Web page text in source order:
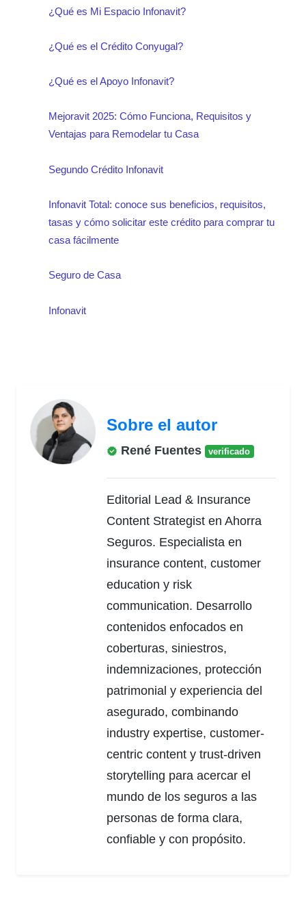
¿Qué es Mi Espacio Infonavit?
¿Qué es el Crédito Conyugal?
¿Qué es el Apoyo Infonavit?
Mejoravit 2025: Cómo Funciona, Requisitos y
Ventajas para Remodelar tu Casa
Segundo Crédito Infonavit
Infonavit Total: conoce sus beneficios, requisitos,
tasas y cómo solicitar este crédito para comprar tu
casa fácilmente
Seguro de Casa
Infonavit
Sobre el autor
René Fuentes verificado
Editorial Lead & Insurance
Content Strategist en Ahorra
Seguros. Especialista en
insurance content, customer
education y risk
communication. Desarrollo
contenidos enfocados en
coberturas, siniestros,
indemnizaciones, protección
patrimonial y experiencia del
asegurado, combinando
industry expertise, customer-
centric content y trust-driven
storytelling para acercar el
mundo de los seguros a las
personas de forma clara,
confiable y con propósito.